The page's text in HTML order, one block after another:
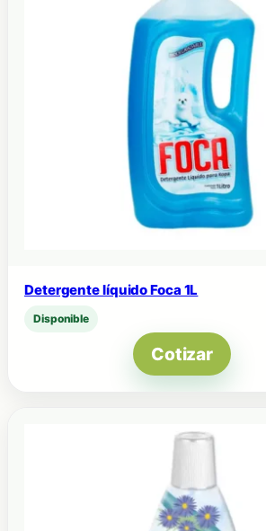
Detergente líquido Foca 1L
Disponible
Cotizar